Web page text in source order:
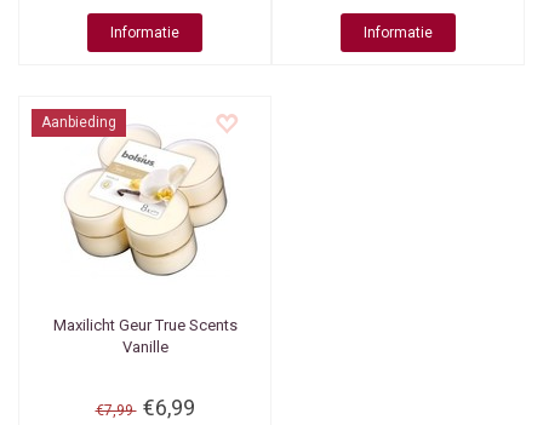
Informatie Informatie
Aanbieding
Maxilicht Geur True Scents
Vanille
€7,99 €6,99